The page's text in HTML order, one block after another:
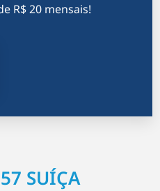
R$ 20 mensais!
SUÍÇA